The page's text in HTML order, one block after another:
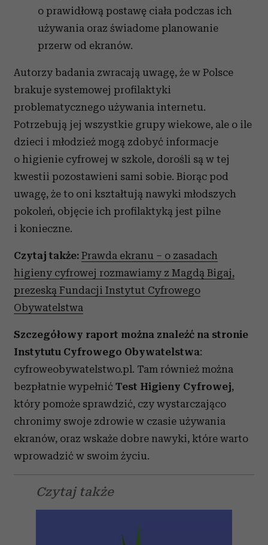
o prawidłową postawę ciała podczas ich
używania oraz świadome planowanie
przerw od ekranów.
Autorzy badania zwracają uwagę, że w Polsce
brakuje systemowej profilaktyki
problematycznego używania internetu.
Potrzebują jej wszystkie grupy wiekowe, ale o ile
dzieci i młodzież mogą zdobyć informacje
o higienie cyfrowej w szkole, dorośli są w tej
kwestii pozostawieni sami sobie. Biorąc pod
uwagę, że to oni kształtują nawyki młodszych
pokoleń, objęcie ich profilaktyką jest pilne
i konieczne.
Czytaj także: Prawda ekranu – o zasadach
higieny cyfrowej rozmawiamy z Magdą Bigaj,
prezeską Fundacji Instytut Cyfrowego
Obywatelstwa
Szczegółowy raport można znaleźć na stronie
Instytutu Cyfrowego Obywatelstwa:
cyfroweobywatelstwo.pl. Tam również można
bezpłatnie wypełnić Test Higieny Cyfrowej,
który pomoże sprawdzić, czy wystarczająco
chronimy swoje zdrowie w czasie używania
ekranów, oraz wskaże dobre nawyki, które warto
wprowadzić w swoim życiu.
Czytaj także